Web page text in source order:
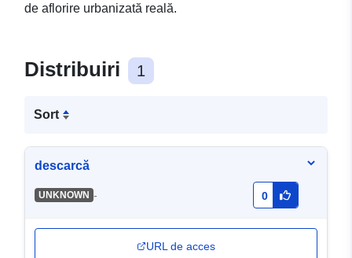
de aflorire urbanizată reală.
Distribuiri 1
Sort
descarcă
UNKNOWN - 0
URL de acces